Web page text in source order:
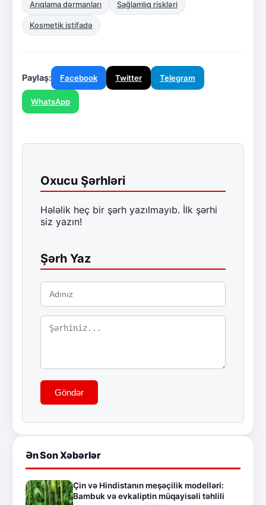
Arıqlama dərmanları Sağlamlıq riskləri
Kosmetik istifadə
Paylaş: Facebook Twitter Telegram
WhatsApp
Oxucu Şərhləri
Hələlik heç bir şərh yazılmayıb. İlk şərhi
siz yazın!
Şərh Yaz
Göndər
Ən Son Xəbərlər
Çin və Hindistanın meşəçilik modelləri:
Bambuk və evkaliptin müqayisəli təhlili